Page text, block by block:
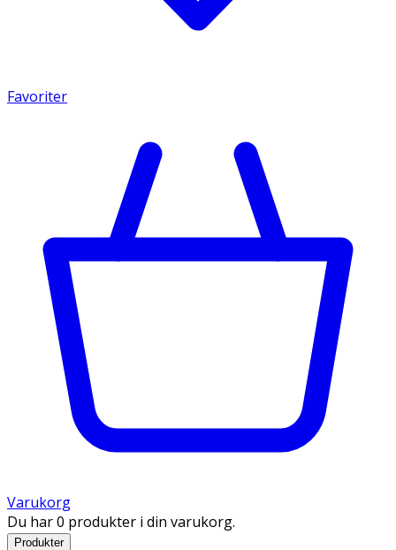
Favoriter
Varukorg
Du har 0 produkter i din varukorg.
Produkter